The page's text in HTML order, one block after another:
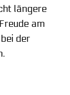
längere
am
der